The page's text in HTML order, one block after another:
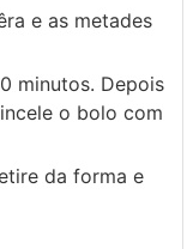
e as metades
minutos. Depois
o bolo com
da forma e